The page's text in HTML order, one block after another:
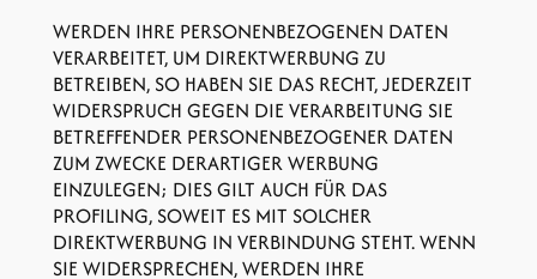
WERDEN IHRE PERSONENBEZOGENEN DATEN
VERARBEITET, UM DIREKTWERBUNG ZU
BETREIBEN, SO HABEN SIE DAS RECHT, JEDERZEIT
WIDERSPRUCH GEGEN DIE VERARBEITUNG SIE
BETREFFENDER PERSONENBEZOGENER DATEN
ZUM ZWECKE DERARTIGER WERBUNG
EINZULEGEN; DIES GILT AUCH FÜR DAS
PROFILING, SOWEIT ES MIT SOLCHER
DIREKTWERBUNG IN VERBINDUNG STEHT. WENN
SIE WIDERSPRECHEN, WERDEN IHRE